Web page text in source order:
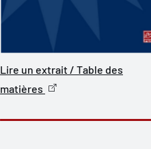
Lire un extrait / Table des
matières